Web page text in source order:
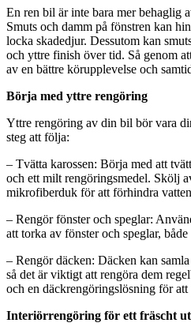
En ren bil är inte bara mer behaglig
Smuts och damm på fönstren kan
locka skadedjur. Dessutom kan
och yttre finish över tid. Så genom
av en bättre körupplevelse och
Börja med yttre rengöring
Yttre rengöring av din bil bör vara
steg att följa:
– Tvätta karossen: Börja med att
och ett milt rengöringsmedel. Skölj
mikrofiberduk för att förhindra
– Rengör fönster och speglar:
att torka av fönster och speglar,
– Rengör däcken: Däcken kan
så det är viktigt att rengöra dem
och en däckrengöringslösning för att
Interiörrengöring för ett fräscht